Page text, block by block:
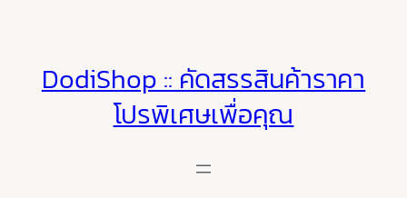
DodiShop :: คัดสรรสินค้าราคา
โปรพิเศษเพื่อคุณ